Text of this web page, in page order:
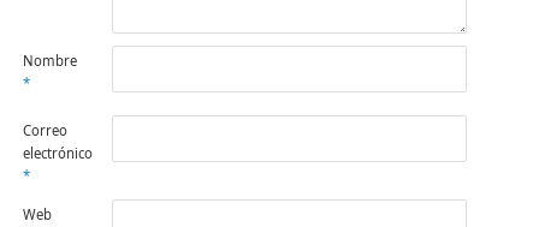
Nombre
*
Correo
electrónico
*
Web